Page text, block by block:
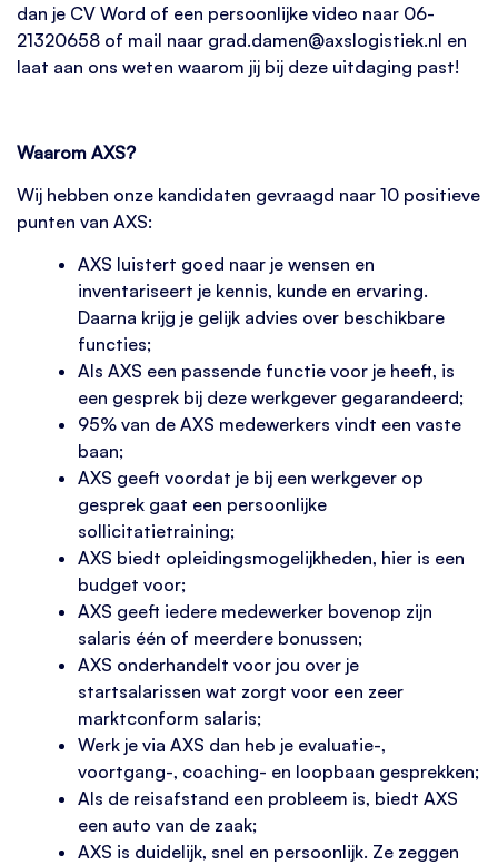
dan je CV Word of een persoonlijke video naar 06-
21320658 of mail naar grad.damen@axslogistiek.nl en
laat aan ons weten waarom jij bij deze uitdaging past!
Waarom AXS?
Wij hebben onze kandidaten gevraagd naar 10 positieve
punten van AXS:
AXS luistert goed naar je wensen en
inventariseert je kennis, kunde en ervaring.
Daarna krijg je gelijk advies over beschikbare
functies;
Als AXS een passende functie voor je heeft, is
een gesprek bij deze werkgever gegarandeerd;
95% van de AXS medewerkers vindt een vaste
baan;
AXS geeft voordat je bij een werkgever op
gesprek gaat een persoonlijke
sollicitatietraining;
AXS biedt opleidingsmogelijkheden, hier is een
budget voor;
AXS geeft iedere medewerker bovenop zijn
salaris één of meerdere bonussen;
AXS onderhandelt voor jou over je
startsalarissen wat zorgt voor een zeer
marktconform salaris;
Werk je via AXS dan heb je evaluatie-,
voortgang-, coaching- en loopbaan gesprekken;
Als de reisafstand een probleem is, biedt AXS
een auto van de zaak;
AXS is duidelijk, snel en persoonlijk. Ze zeggen